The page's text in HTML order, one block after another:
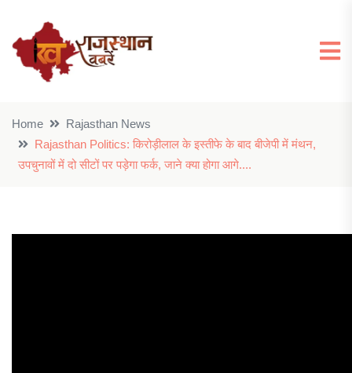
Home
Rajasthan News
Rajasthan Politics: किरोड़ीलाल के इस्तीफे के बाद बीजेपी में मंथन,
उपचुनावों में दो सीटों पर पड़ेगा फर्क, जाने क्या होगा आगे....